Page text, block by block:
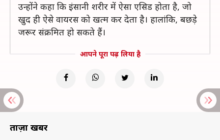
उन्होंने कहा कि इंसानी शरीर में ऐसा एसिड होता है, जो
खुद ही ऐसे वायरस को खत्म कर देता है। हालांकि, बछड़े
जरूर संक्रमित हो सकते हैं।
आपने पूरा पढ़ लिया है
ताज़ा खबरें